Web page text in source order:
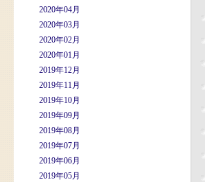
2020年04月
2020年03月
2020年02月
2020年01月
2019年12月
2019年11月
2019年10月
2019年09月
2019年08月
2019年07月
2019年06月
2019年05月